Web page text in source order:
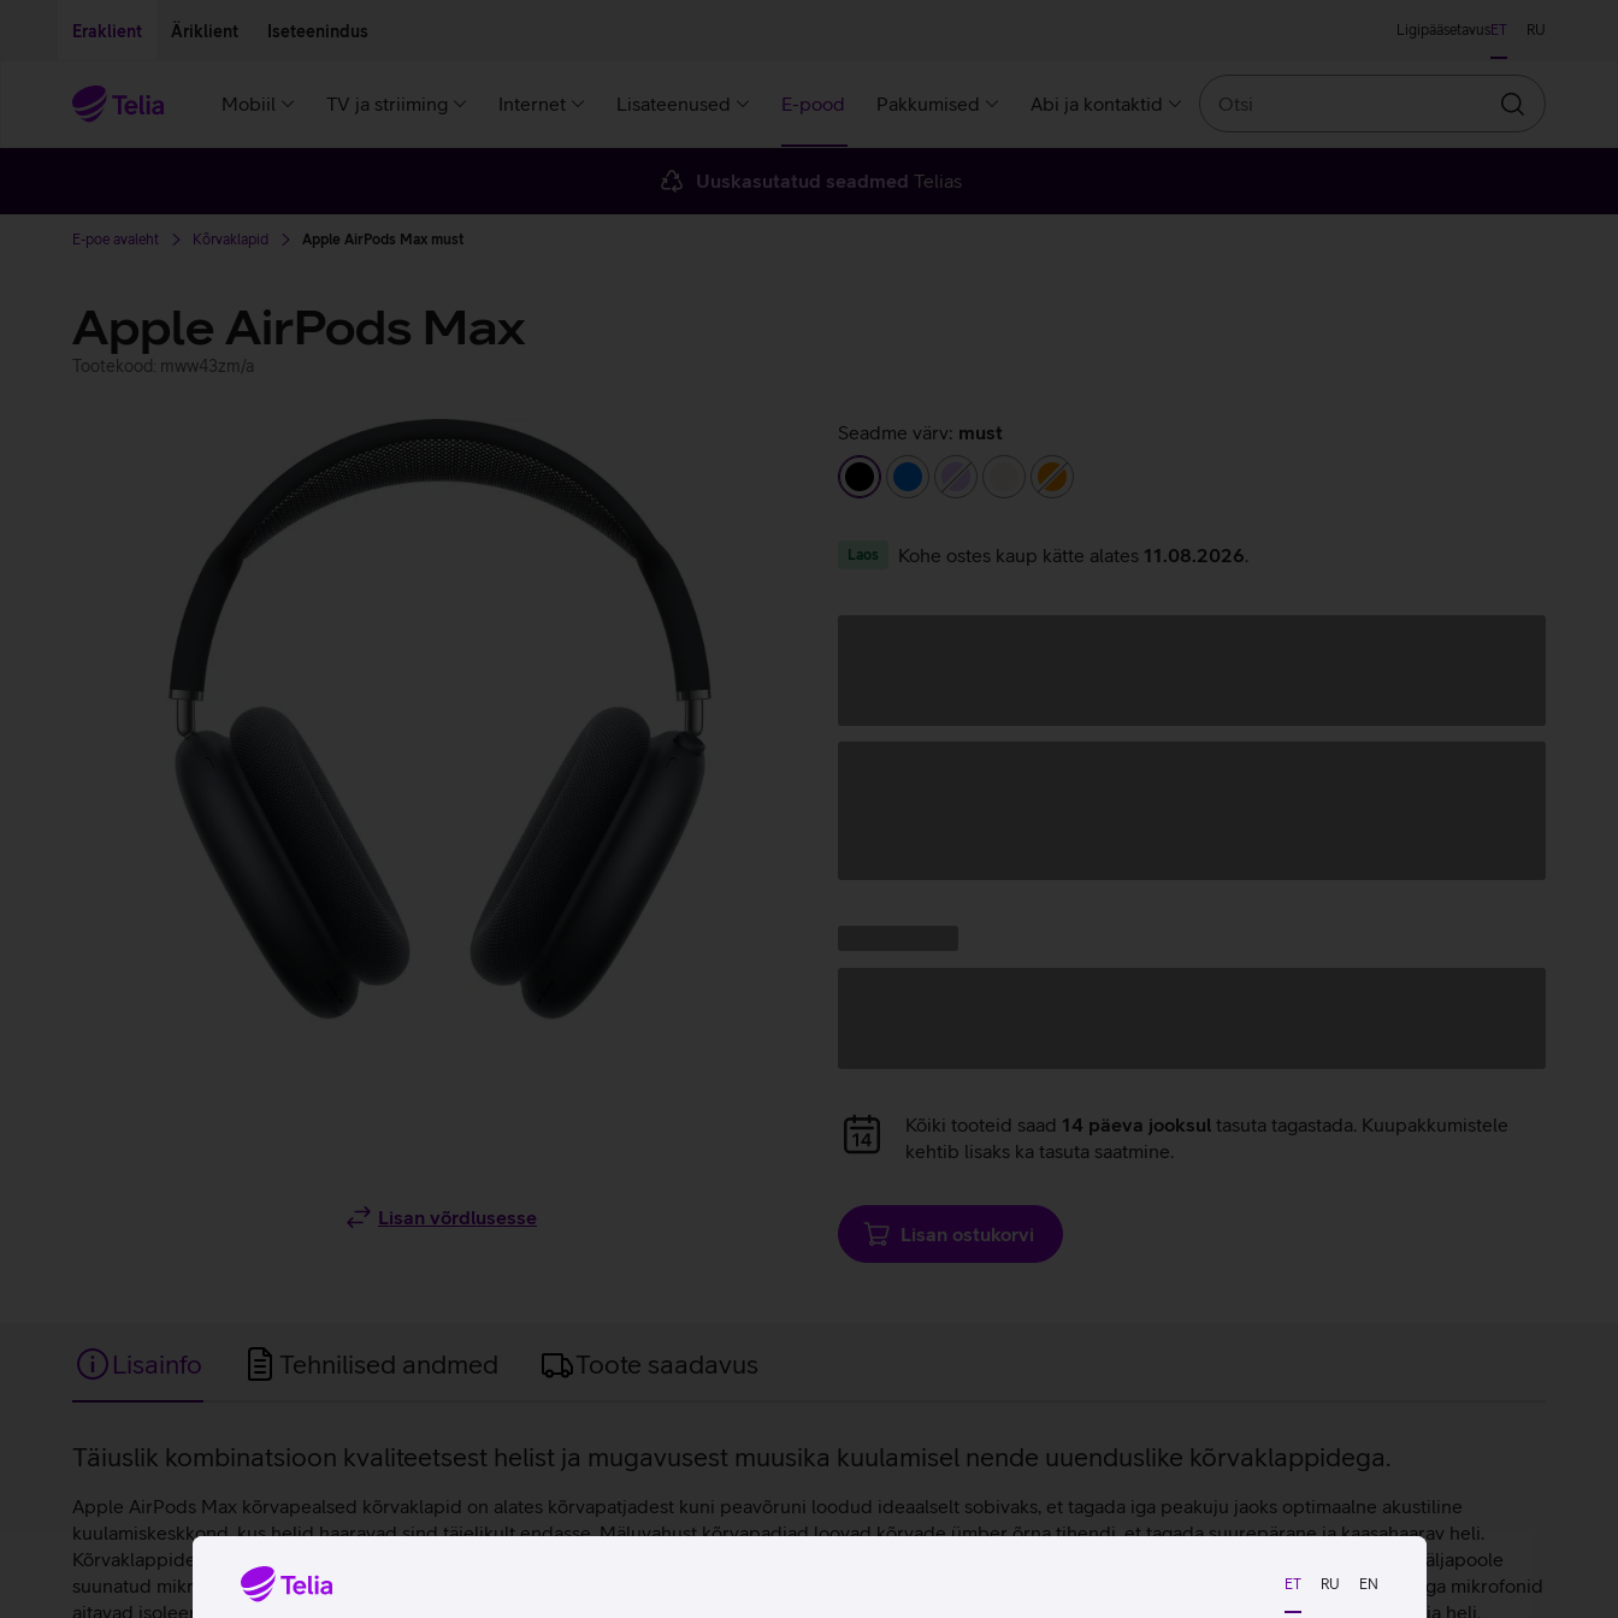
ET RU EN
Eraklient Äriklient Iseteenindus LigipääsetavusET RU
Mobiil TV ja striiming Internet Lisateenused E-pood Pakkumised Abi ja kontaktid
Otsin
Uuskasutatud seadmed Telias
E-poe avaleht Kõrvaklapid Apple AirPods Max must
Apple AirPods Max
Tootekood: mww43zm/a
Lisan võrdlusesse
Seadme värv: must
must
sininehelelillabeež oranž
Laos Kohe ostes kaup kätte alates 11.08.2026
Andmete
laadimine
Kõiki tooteid saad 14 päeva jooksul tasuta tagastada. Kuupakkumistele
kehtib lisaks ka tasuta saatmine.
Lisan ostukorvi
Lisainfo Tehnilised andmed Toote saadavus
Lisainfo
Täiuslik kombinatsioon kvaliteetsest helist ja mugavusest muusika kuulamisel nende uuenduslike kõrvaklappidega.
Apple AirPods Max kõrvapealsed kõrvaklapid on alates kõrvapatjadest kuni peavõruni loodud ideaalselt sobivaks, et tagada iga peakuju jaoks optimaalne akustiline
kuulamiskeskkond, kus helid haaravad sind täielikult endasse. Mäluvahust kõrvapadjad loovad kõrvade ümber õrna tihendi, et tagada suurepärane ja kaasahaarav heli.
Kõrvaklappidel on tipptasemel aktiivne mürasummutus, mis loob erakordse kuulamiselamuse. Soovimatu välismüra summutamiseks kasutab AirPods Max kuut väljapoole
suunatud mikrofoni, mis tuvastavad ümbritseva keskkonna helisid, ja kaks sissepoole suunatud mikrofoni, mis mõõdavad seda, mida sa kuuled. Kiiremoodustusega mikrofonid
aitavad isoleerida telefonikõnede ajal sinu hääle, et see oleks hästi kuulda ka tuulise ilmaga. Sisseehitatud Apple H1 kiip loob kvaliteetse juhtmevaba ühenduse ja heli.